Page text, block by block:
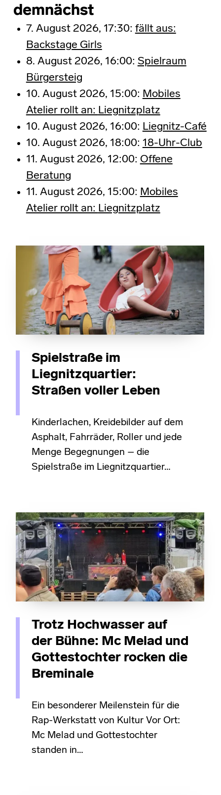
demnächst
7. August 2026, 17:30: fällt aus:
Backstage Girls
8. August 2026, 16:00: Spielraum
Bürgersteig
10. August 2026, 15:00: Mobiles
Atelier rollt an: Liegnitzplatz
10. August 2026, 16:00: Liegnitz-Café
10. August 2026, 18:00: 18-Uhr-Club
11. August 2026, 12:00: Offene
Beratung
11. August 2026, 15:00: Mobiles
Atelier rollt an: Liegnitzplatz
Spielstraße im
Liegnitzquartier:
Straßen voller Leben
Kinderlachen, Kreidebilder auf dem
Asphalt, Fahrräder, Roller und jede
Menge Begegnungen – die
Spielstraße im Liegnitzquartier…
Trotz Hochwasser auf
der Bühne: Mc Melad und
Gottestochter rocken die
Breminale
Ein besonderer Meilenstein für die
Rap-Werkstatt von Kultur Vor Ort:
Mc Melad und Gottestochter
standen in…